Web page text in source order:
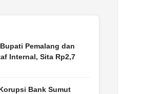
Pemalang dan
Internal, Sita Rp2,7
Bank Sumut